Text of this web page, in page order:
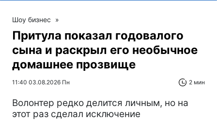
Шоу бизнес »
Притула показал годовалого
сына и раскрыл его необычное
домашнее прозвище
11:40 03.08.2026 Пн 2 мин
Волонтер редко делится личным, но на
этот раз сделал исключение